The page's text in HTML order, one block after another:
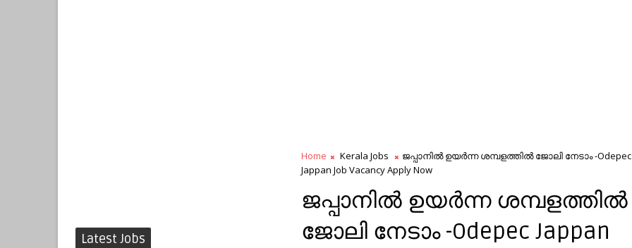
Latest Jobs
Home Kerala Jobs
ജപ്പാനിൽ ഉയർന്ന ശമ്പളത്തിൽ ജോലി നേടാം -Odepec
Jappan Job Vacancy Apply Now
ജപ്പാനിൽ ഉയർന്ന ശമ്പളത്തിൽ
ജോലി നേടാം -Odepec Jappan